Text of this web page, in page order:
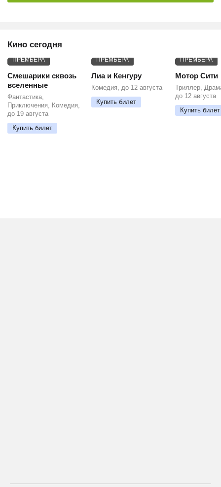
Кино сегодня
ПРЕМЬЕРА
Смешарики сквозь
вселенные
Фантастика,
Приключения, Комедия,
до 19 августа
Купить билет
ПРЕМЬЕРА
Лиа и Кенгуру
Комедия, до 12 августа
Купить билет
ПРЕМЬЕРА
Мотор Сити
Триллер,
до 12 августа
Купить билет